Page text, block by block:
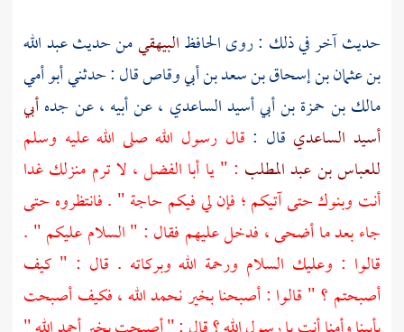
حديث آخر في ذلك : روى الحافظالبيهقيمن حديثعبد الله
بن عثمان بن إسحاق بن سعد بن أبي وقاصقال : حدثني أبو أمي
مالك بن حمزة بن أبي أسيد الساعدي ،عن أبيه ، عن جدهأبي
أسيد الساعدي قال : قال رسول الله صلى الله عليه وسلم
للعباس بن عبد المطلب : " يا أبا الفضل ، لا ترم منزلك غدا
أنت وبنوك حتى آتيكم ؛ فإن لي فيكم حاجة " . فانتظروه حتى
جاء بعد ما أضحى ، فدخل عليهم فقال : " السلام عليكم " .
قالوا : وعليك السلام ورحمة الله وبركاته . قال : " كيف
أصبحتم ؟ " قالوا : أصبحنا بخير نحمد الله ، فكيف أصبحت